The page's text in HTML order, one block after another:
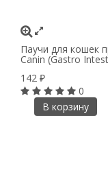
Паучи для кошек
Canin (Gastro
142 ₽
0
В корзину